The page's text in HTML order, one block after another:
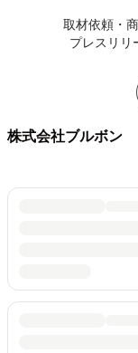
取材依頼・
プレスリリ
株式会社ブルボン